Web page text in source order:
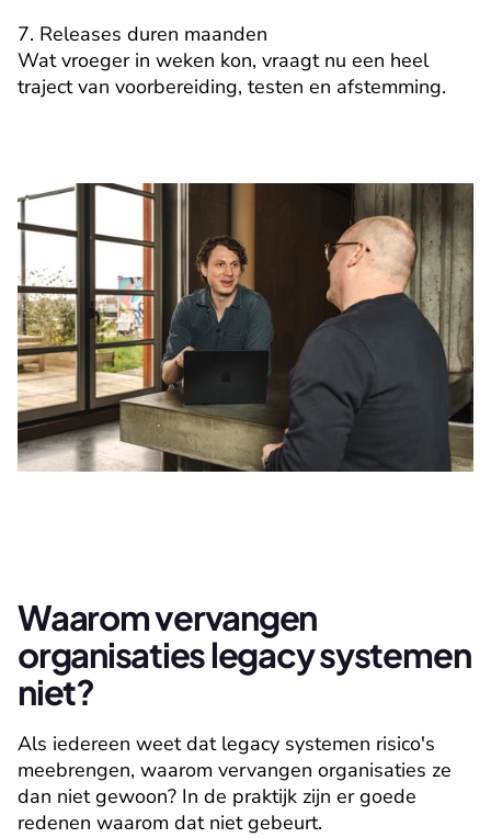
7. Releases duren maanden
Wat vroeger in weken kon, vraagt nu een heel
traject van voorbereiding, testen en afstemming.
Waarom vervangen
organisaties legacy systemen
niet?
Als iedereen weet dat legacy systemen risico's
meebrengen, waarom vervangen organisaties ze
dan niet gewoon? In de praktijk zijn er goede
redenen waarom dat niet gebeurt.